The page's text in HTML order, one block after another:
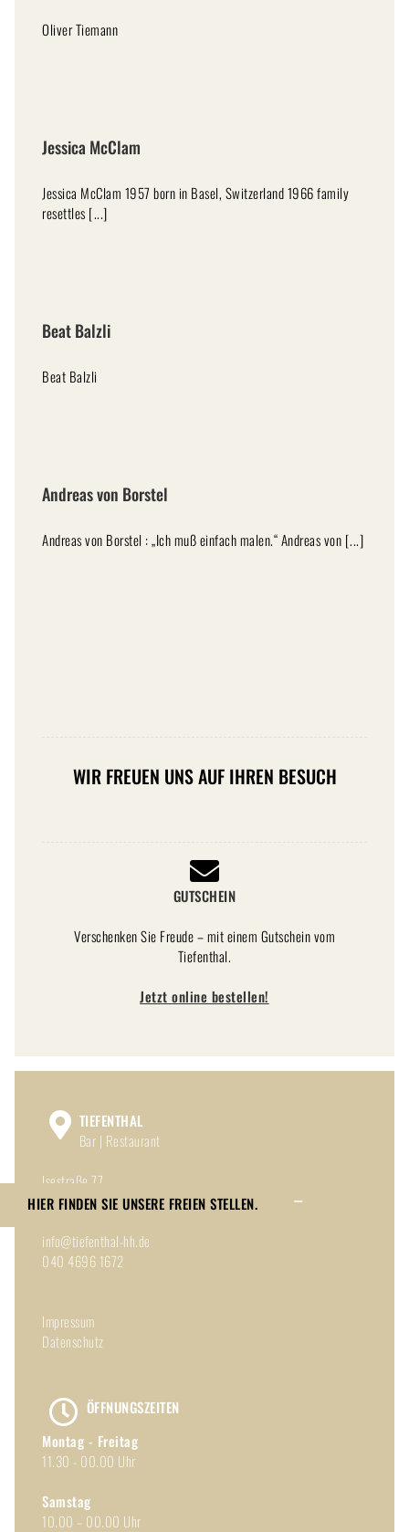
Oliver Tiemann
Jessica McClam
Jessica McClam 1957 born in Basel, Switzerland 1966 family
resettles [...]
Beat Balzli
Beat Balzli
Andreas von Borstel
Andreas von Borstel : „Ich muß einfach malen.“ Andreas von [...]
WIR FREUEN UNS AUF IHREN BESUCH
GUTSCHEIN
Verschenken Sie Freude – mit einem Gutschein vom
Tiefenthal.
Jetzt online bestellen!
TIEFENTHAL
Bar | Restaurant
Isestraße 77
20149 Hamburg
info@tiefenthal-hh.de
040 4696 1672
Impressum
Datenschutz
ÖFFNUNGSZEITEN
Montag - Freitag
11.30 - 00.00 Uhr
Samstag
10.00 – 00.00 Uhr
HIER FINDEN SIE UNSERE FREIEN STELLEN.